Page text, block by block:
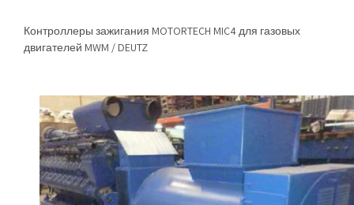
Контроллеры зажигания MOTORTECH MIC4 для газовых
двигателей MWM / DEUTZ